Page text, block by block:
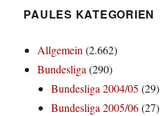
PAULES KATEGORIEN
Allgemein(2.662)
Bundesliga(290)
Bundesliga 2004/05 (29)
Bundesliga 2005/06(27)